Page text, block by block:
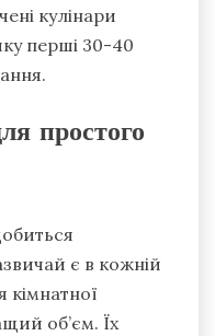
кулінари
перші 30-40
простого
є в кожній
кімнатної
об’єм. Їх